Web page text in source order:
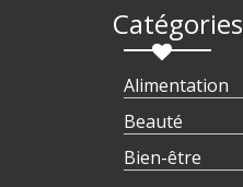
Catégories
Alimentation
Beauté
Bien-être